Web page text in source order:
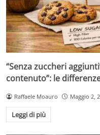
“Senza zuccheri
contenuto”: le
Raffaele Moauro Maggio 2,
Leggi di più